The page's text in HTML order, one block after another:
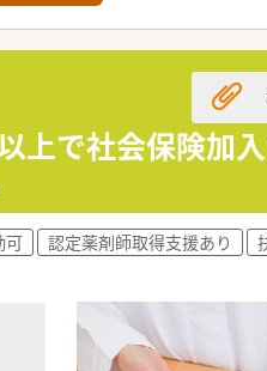
上で社会保険加
可 認定薬剤師取得支援あり